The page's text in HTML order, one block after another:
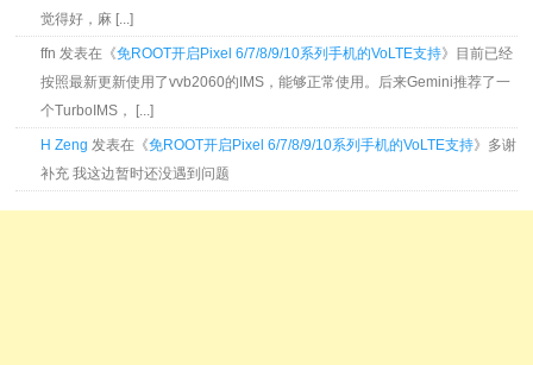
觉得好，麻 [...]
ffn 发表在《免ROOT开启Pixel 6/7/8/9/10系列手机的VoLTE支持》目前已经
按照最新更新使用了vvb2060的IMS，能够正常使用。后来Gemini推荐了一
个TurboIMS， [...]
H Zeng 发表在《免ROOT开启Pixel 6/7/8/9/10系列手机的VoLTE支持》多谢
补充 我这边暂时还没遇到问题